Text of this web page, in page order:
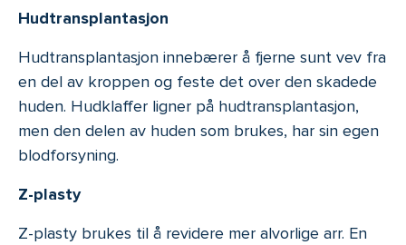
Hudtransplantasjon
Hudtransplantasjon innebærer å fjerne sunt vev fra
en del av kroppen og feste det over den skadede
huden. Hudklaffer ligner på hudtransplantasjon,
men den delen av huden som brukes, har sin egen
blodforsyning.
Z-plasty
Z-plasty brukes til å revidere mer alvorlige arr. En